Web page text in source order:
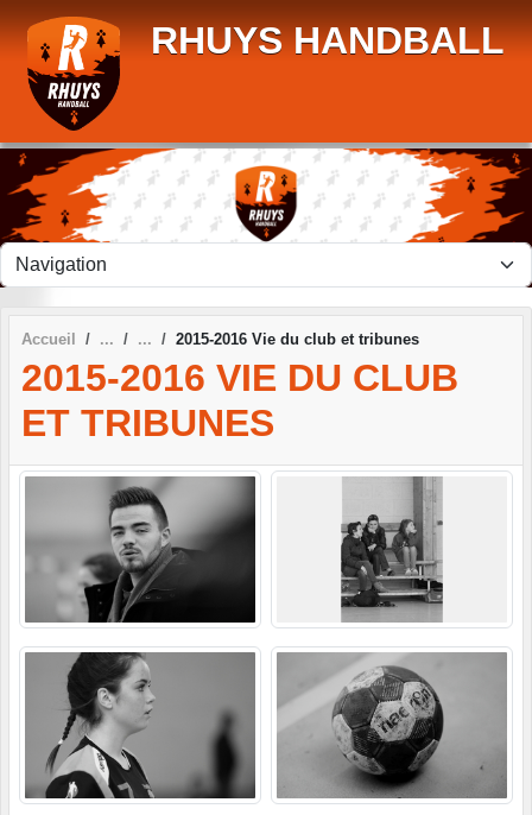
RHUYS HANDBALL
Accueil 2015-2016 Vie du club et tribunes
2015-2016 VIE DU CLUB
ET TRIBUNES
Panneau de gestion des cookies